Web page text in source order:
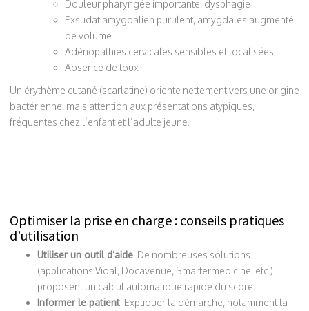
Douleur pharyngée importante, dysphagie
Exsudat amygdalien purulent, amygdales augmenté
de volume
Adénopathies cervicales sensibles et localisées
Absence de toux
Un érythème cutané (scarlatine) oriente nettement vers une origine
bactérienne, mais attention aux présentations atypiques,
fréquentes chez l’enfant et l’adulte jeune.
Optimiser la prise en charge : conseils pratiques
d’utilisation
Utiliser un outil d’aide: De nombreuses solutions
(applications Vidal, Docavenue, Smartermedicine, etc.)
proposent un calcul automatique rapide du score.
Informer le patient: Expliquer la démarche, notamment la